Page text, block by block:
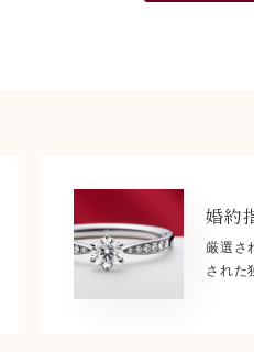
婚約
厳選さ
された